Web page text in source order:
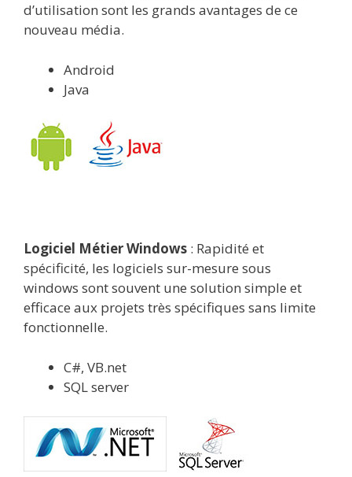
d’utilisation sont les grands avantages de ce
nouveau média.
Android
Java
Logiciel Métier Windows : Rapidité et
spécificité, les logiciels sur-mesure sous
windows sont souvent une solution simple et
efficace aux projets très spécifiques sans limite
fonctionnelle.
C#, VB.net
SQL server